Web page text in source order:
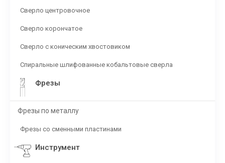
Сверло центровочное
Сверло корончатое
Сверло с коническим хвостовиком
Спиральные шлифованные кобальтовые сверла
Фрезы
Фрезы по металлу
Фрезы со сменными пластинами
Инструмент